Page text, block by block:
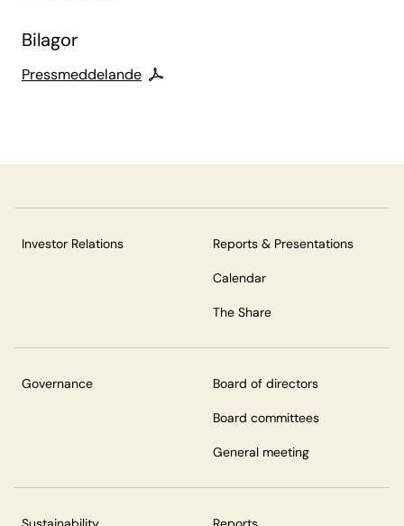
Bilagor
Pressmeddelande
Investor Relations Reports & Presentations
Calendar
The Share
Governance Board of directors
Board committees
General meeting